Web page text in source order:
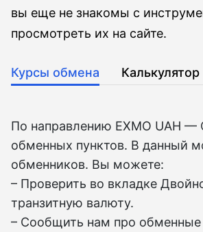
вы еще не знакомы с
просмотреть их на сайте.
Курсы обмена Калькулятор
По направлению EXMO UAH —
обменных пунктов. В данный
обменников. Вы можете:
– Проверить во вкладкe
транзитную валюту.
– Сообщить нам про